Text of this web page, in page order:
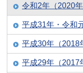
令和2年（2020
平成31年・令和
平成30年（2018
平成29年（2017